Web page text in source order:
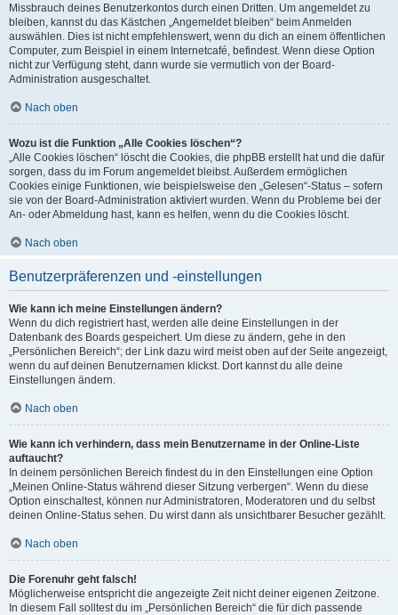
Missbrauch deines Benutzerkontos durch einen Dritten. Um angemeldet zu
bleiben, kannst du das Kästchen „Angemeldet bleiben“ beim Anmelden
auswählen. Dies ist nicht empfehlenswert, wenn du dich an einem öffentlichen
Computer, zum Beispiel in einem Internetcafé, befindest. Wenn diese Option
nicht zur Verfügung steht, dann wurde sie vermutlich von der Board-
Administration ausgeschaltet.
Nach oben
Wozu ist die Funktion „Alle Cookies löschen“?
„Alle Cookies löschen“ löscht die Cookies, die phpBB erstellt hat und die dafür
sorgen, dass du im Forum angemeldet bleibst. Außerdem ermöglichen
Cookies einige Funktionen, wie beispielsweise den „Gelesen“-Status – sofern
sie von der Board-Administration aktiviert wurden. Wenn du Probleme bei der
An- oder Abmeldung hast, kann es helfen, wenn du die Cookies löscht.
Nach oben
Benutzerpräferenzen und -einstellungen
Wie kann ich meine Einstellungen ändern?
Wenn du dich registriert hast, werden alle deine Einstellungen in der
Datenbank des Boards gespeichert. Um diese zu ändern, gehe in den
„Persönlichen Bereich“; der Link dazu wird meist oben auf der Seite angezeigt,
wenn du auf deinen Benutzernamen klickst. Dort kannst du alle deine
Einstellungen ändern.
Nach oben
Wie kann ich verhindern, dass mein Benutzername in der Online-Liste
auftaucht?
In deinem persönlichen Bereich findest du in den Einstellungen eine Option
„Meinen Online-Status während dieser Sitzung verbergen“. Wenn du diese
Option einschaltest, können nur Administratoren, Moderatoren und du selbst
deinen Online-Status sehen. Du wirst dann als unsichtbarer Besucher gezählt.
Nach oben
Die Forenuhr geht falsch!
Möglicherweise entspricht die angezeigte Zeit nicht deiner eigenen Zeitzone.
In diesem Fall solltest du im „Persönlichen Bereich“ die für dich passende